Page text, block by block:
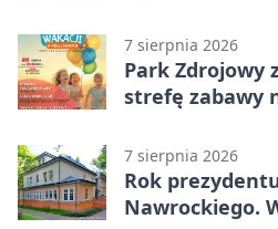
7 sierpnia 2026
Park Zdrojowy
strefę zabawy
7 sierpnia 2026
Rok
Nawrockiego.